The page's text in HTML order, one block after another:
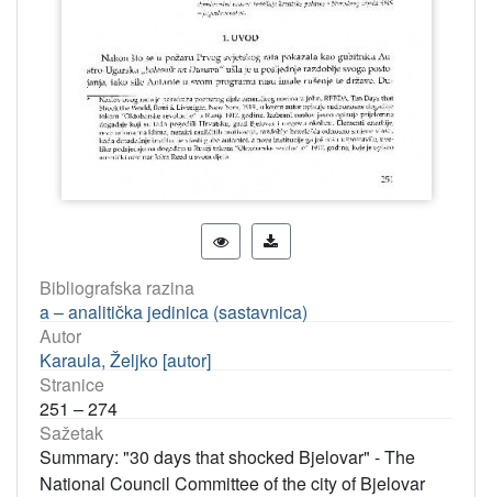
Bibliografska razina
a – analitička jedinica (sastavnica)
Autor
Karaula, Željko [autor]
Stranice
251 – 274
Sažetak
Summary: "30 days that shocked Bjelovar" - The
National Council Committee of the city of Bjelovar